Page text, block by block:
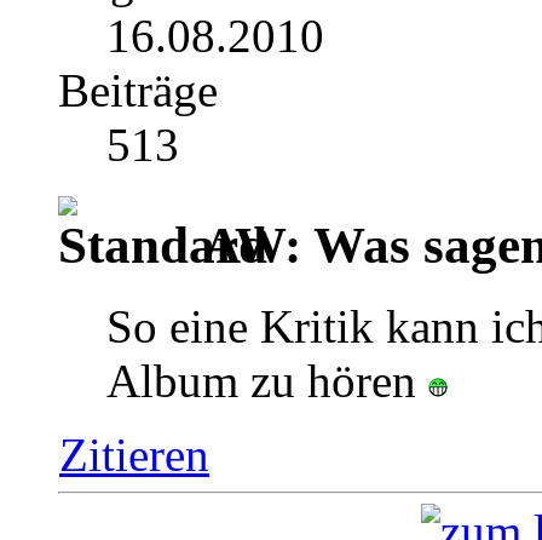
16.08.2010
Beiträge
513
AW: Was
So eine Kritik kann
Album zu hören
Zitieren